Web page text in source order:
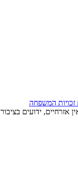
אזרחיים, ידועים